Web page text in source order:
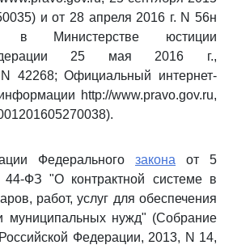
и от 28 апреля 2016 г. N 56н
в Министерстве юстиции
25 мая 2016 г.,
N 42268; Официальный интернет-
http://www.pravo.gov.ru,
Федерального закона от 5
ФЗ "О контрактной системе в
работ, услуг для обеспечения
муниципальных нужд" (Собрание
Федерации, 2013, N 14,